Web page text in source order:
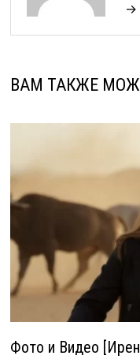
→
ВАМ ТАКЖЕ
Фото и Видео